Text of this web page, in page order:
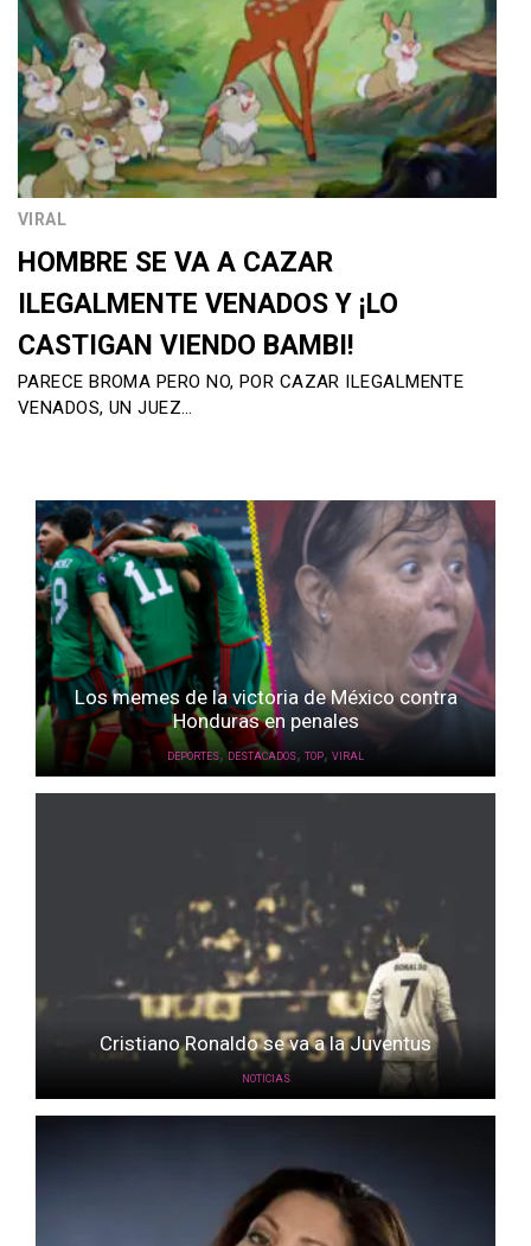
VIRAL
HOMBRE SE VA A CAZAR
ILEGALMENTE VENADOS Y ¡LO
CASTIGAN VIENDO BAMBI!
PARECE BROMA PERO NO, POR CAZAR ILEGALMENTE
VENADOS, UN JUEZ…
Los memes de la victoria de México contra
Honduras en penales
DEPORTES,DESTACADOS, TOP, VIRAL
Cristiano Ronaldo se va a la Juventus
NOTICIAS